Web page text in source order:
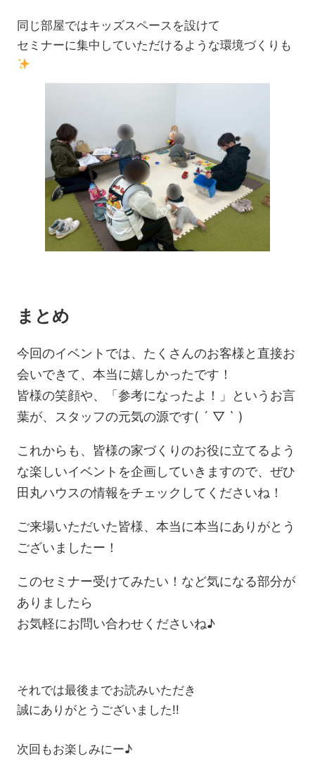
同じ部屋ではキッズスペースを設けて
セミナーに集中していただけるような環境づくりも
まとめ
今回のイベントでは、たくさんのお客様と直接お
会いできて、本当に嬉しかったです！
皆様の笑顔や、「参考になったよ！」というお言
葉が、スタッフの元気の源です( ´ ▽ ` )
これからも、皆様の家づくりのお役に立てるよう
な楽しいイベントを企画していきますので、ぜひ
田丸ハウスの情報をチェックしてくださいね！
ご来場いただいた皆様、本当に本当にありがとう
ございましたー！
このセミナー受けてみたい！など気になる部分が
ありましたら
お気軽にお問い合わせくださいね♪
それでは最後までお読みいただき
誠にありがとうございました!!
次回もお楽しみにー♪